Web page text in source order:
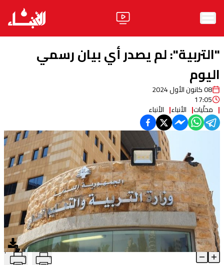
ثقافة ومجتمع
منوعات
آراء
فيديو
مواقف
وليد جنبلاطالحزب
ابحث
"التربية": لم يصدر أي بيان رسمي
اليوم
08 كانون الأول 2024
17:05
محلّيات الأنباء الأنباء
"التربية": لم يصدر أي بيان رسمي اليوم T